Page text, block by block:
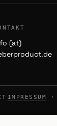
(at)
IMPRESSUM ·